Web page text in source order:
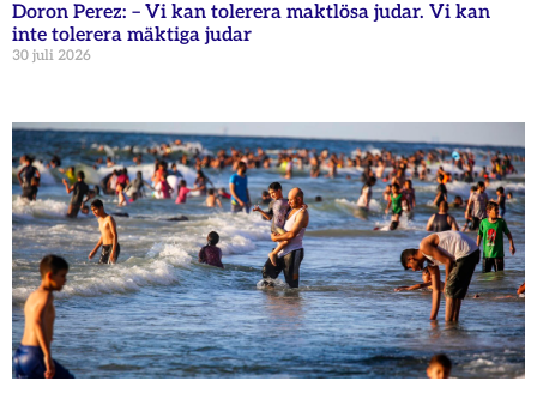
Doron Perez: – Vi kan tolerera maktlösa judar. Vi kan
inte tolerera mäktiga judar
30 juli 2026